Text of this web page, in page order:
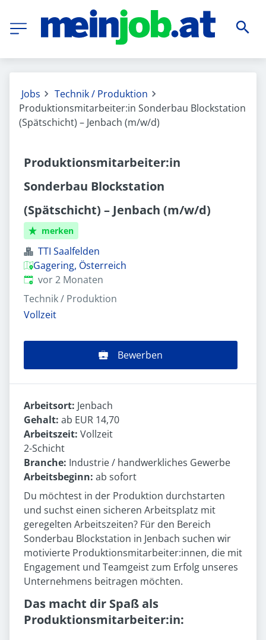
Jobs
Technik / Produktion
Produktionsmitarbeiter:in Sonderbau Blockstation
(Spätschicht) – Jenbach (m/w/d)
Produktionsmitarbeiter:in
Sonderbau Blockstation
(Spätschicht) – Jenbach (m/w/d)
merken
TTI Saalfelden
Gagering, Österreich
Veröffentlicht:
vor 2 Monaten
Technik / Produktion
Vollzeit
Bewerben
Arbeitsort: Jenbach
Gehalt: ab EUR 14,70
Arbeitszeit: Vollzeit
2-Schicht
Branche: Industrie / handwerkliches Gewerbe
Arbeitsbeginn: ab sofort
Du möchtest in der Produktion durchstarten
und suchst einen sicheren Arbeitsplatz mit
geregelten Arbeitszeiten? Für den Bereich
Sonderbau Blockstation in Jenbach suchen wir
motivierte Produktionsmitarbeiter:innen, die mit
Engagement und Teamgeist zum Erfolg unseres
Unternehmens beitragen möchten.
Das macht dir Spaß als
Produktionsmitarbeiter:in: